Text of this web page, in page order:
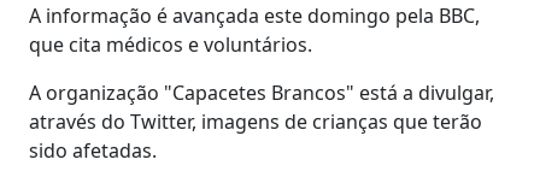
A informação é avançada este domingo pela BBC,
que cita médicos e voluntários.
A organização "Capacetes Brancos" está a divulgar,
através do Twitter, imagens de crianças que terão
sido afetadas.